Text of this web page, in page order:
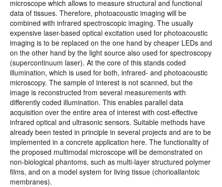
microscope which allows to measure structural and functional
data of tissues. Therefore, photoacoustic imaging will be
combined with infrared spectroscopic imaging. The usually
expensive laser-based optical excitation used for photoacoustic
imaging is to be replaced on the one hand by cheaper LEDs and
on the other hand by the light source also used for spectroscopy
(supercontinuum laser). At the core of this stands coded
illumination, which is used for both, infrared- and photoacoustic
microscopy. The sample of interest is not scanned, but the
image is reconstructed from several measurements with
differently coded illumination. This enables parallel data
acquisition over the entire area of interest with cost-effective
infrared optical and ultrasonic sensors. Suitable methods have
already been tested in principle in several projects and are to be
implemented in a concrete application here. The functionality of
the proposed multimodal microscope will be demonstrated on
non-biological phantoms, such as multi-layer structured polymer
films, and on a model system for living tissue (chorioallantoic
membranes).